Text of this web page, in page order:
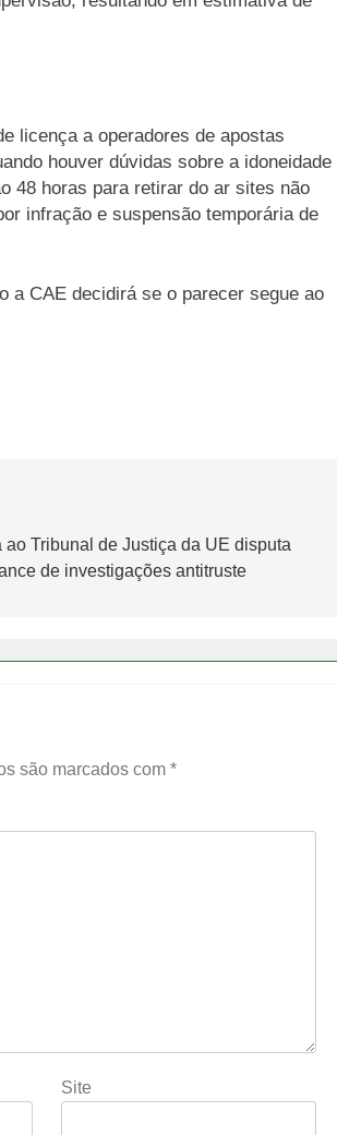
licença a operadores de apostas
houver dúvidas sobre a idoneidade
48 horas para retirar do ar sites não
infração e suspensão temporária de
a CAE decidirá se o parecer segue ao
ao Tribunal de Justiça da UE disputa
de investigações antitruste
são marcados com *
Site